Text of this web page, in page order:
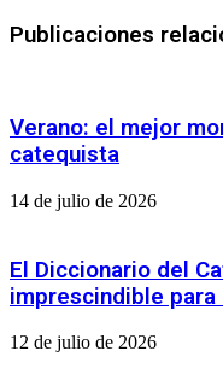
58
LAS
COMUNICACIONES
SOCIALES
Señor
en
Publicaciones
Verano: el mejor
catequista
14 de julio de 2026
El Diccionario del
imprescindible
12 de julio de 2026